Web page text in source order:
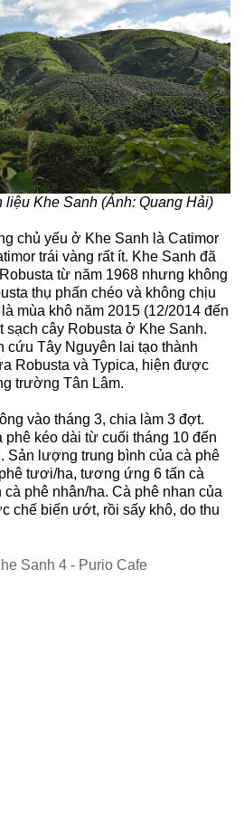
liệu Khe Sanh (Ảnh: Quang Hải)
chủ yếu ở Khe Sanh là Catimor
trái vàng rất ít. Khe Sanh đã
từ năm 1968 nhưng không
thụ phấn chéo và không chịu
mùa khô năm 2015 (12/2014 đến
sạch cây Robusta ở Khe Sanh.
cứu Tây Nguyên lai tạo thành
Robusta và Typica, hiện được
trường Tân Lâm.
vào tháng 3, chia làm 3 đợt.
phê kéo dài từ cuối tháng 10 đến
Sản lượng trung bình của cà phê
tươi/ha, tương ứng 6 tấn cà
cà phê nhân/ha. Cà phê nhan của
chế biến ướt, rồi sấy khô, do thu